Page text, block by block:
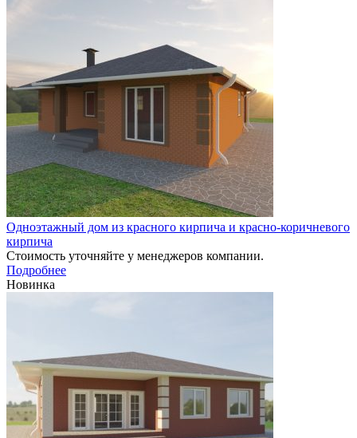
Одноэтажный дом из красного кирпича и красно-коричневого
кирпича
Стоимость уточняйте у менеджеров компании.
Подробнее
Новинка